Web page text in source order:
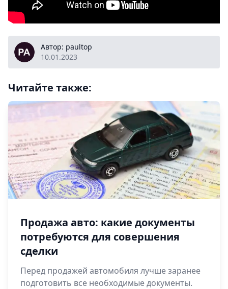
paultopАвтор: paultop
10.01.2023
Читайте также:
Продажа авто: какие документы
потребуются для совершения
сделки
Перед продажей автомобиля лучше заранее
подготовить все необходимые документы.